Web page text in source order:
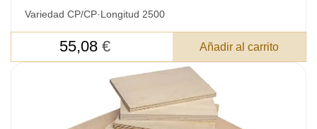
Variedad CP/CP·Longitud 2500
55,08 € Añadir al carrito